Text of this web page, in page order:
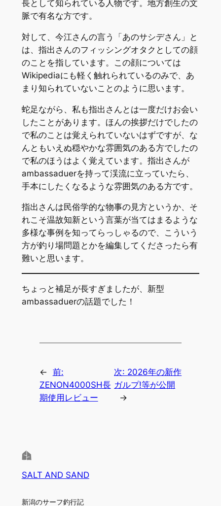
長として知られている人物です。地方創生の文
脈で有名な方です。
対して、今江さんの言う「あのサシデさん」と
は、指出さんのフィッシングオタクとしての顔
のことを指しています。この顔については
Wikipediaにも軽く触れられているのみで、あ
まり知られていないことのように思います。
蛇足ながら、私も指出さんとは一度だけお会い
したことがあります。ほんの挨拶だけでしたの
で私のことは覚えられていないはずですが、な
んともいえぬ穏やかな雰囲気のある方でしたの
で私のほうはよく覚えています。指出さんが
ambassaduerを持って渓流に立っていたら、
手本にしたくなるような雰囲気のある方です。
指出さんは民俗学的な物事の見方というか、そ
れこそ温故知新という言葉が当てはまるような
多様な事例を知ってらっしゃるので、こういう
方が釣り場問題とかを編集してくださったら有
難いと思います。
ちょっと補足が長すぎましたが、新型
ambassaduerの話題でした！
← 前:
ZENON4000SH長
期使用レビュー
次: 2026年の新作
ガルプ!等が公開
→
SALT AND SAND
新潟のサーフ釣行記